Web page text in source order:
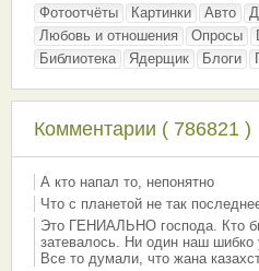
Фотоотчёты
Картинки Авто
Любовь и отношения
Опросы
Библиотека
Ядерщик Блоги
Комментарии ( 786821 )
А кто напал то, непонятно
Что с планетой не так
Это ГЕНИАЛЬНО господа. Кто
затевалось. Ни один наш
Все то думали, что жана